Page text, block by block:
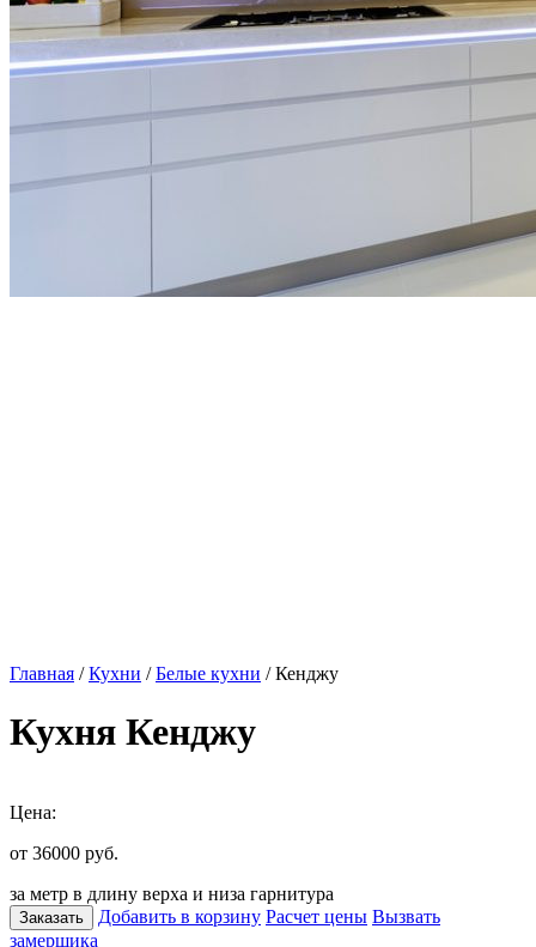
Главная /Кухни /Белые кухни / Кенджу
Кухня Кенджу
Цена:
от 36000 руб.
за метр в длину верха и низа гарнитура
Заказать Добавить в корзину Расчет цены Вызвать
замерщика